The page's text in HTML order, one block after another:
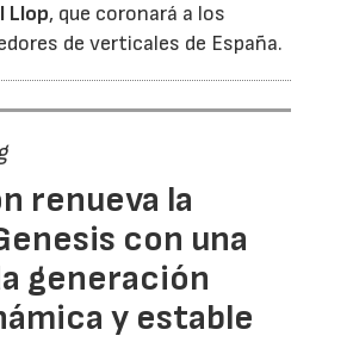
Llop, que coronará a los
de verticales de España.
renueva la
con una
generación
y estable